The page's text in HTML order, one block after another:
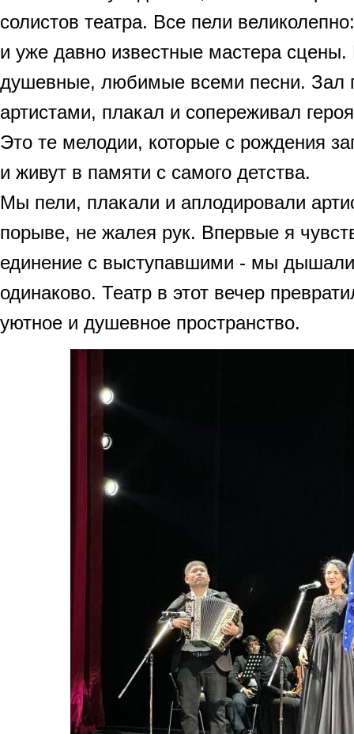
солистов театра. Все пели
и уже давно известные мастера сцены.
душевные, любимые всеми песни. Зал
артистами, плакал и сопереживал
Это те мелодии, которые с рождения
и живут в памяти с самого детства.
Мы пели, плакали и аплодировали
порыве, не жалея рук. Впервые я
единение с выступавшими - мы дышали
одинаково. Театр в этот вечер
уютное и душевное пространство.